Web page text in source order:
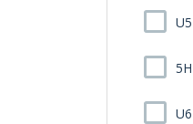
U5
5H
U6